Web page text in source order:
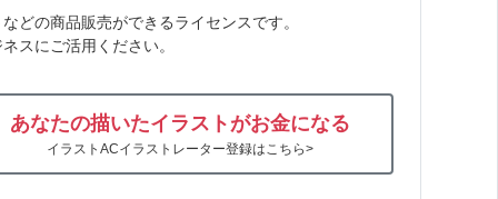
どの商品販売ができるライセンスです。
スにご活用ください。
あなたの描いたイラストがお金になる
イラストACイラストレーター登録はこちら>